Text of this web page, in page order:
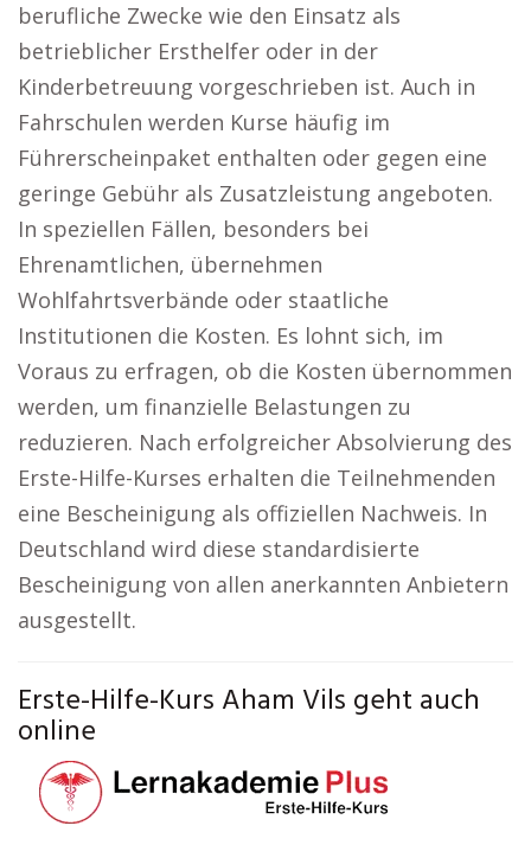
berufliche Zwecke wie den Einsatz als
betrieblicher Ersthelfer oder in der
Kinderbetreuung vorgeschrieben ist. Auch in
Fahrschulen werden Kurse häufig im
Führerscheinpaket enthalten oder gegen eine
geringe Gebühr als Zusatzleistung angeboten.
In speziellen Fällen, besonders bei
Ehrenamtlichen, übernehmen
Wohlfahrtsverbände oder staatliche
Institutionen die Kosten. Es lohnt sich, im
Voraus zu erfragen, ob die Kosten übernommen
werden, um finanzielle Belastungen zu
reduzieren. Nach erfolgreicher Absolvierung des
Erste-Hilfe-Kurses erhalten die Teilnehmenden
eine Bescheinigung als offiziellen Nachweis. In
Deutschland wird diese standardisierte
Bescheinigung von allen anerkannten Anbietern
ausgestellt.
Erste-Hilfe-Kurs Aham Vils geht auch
online